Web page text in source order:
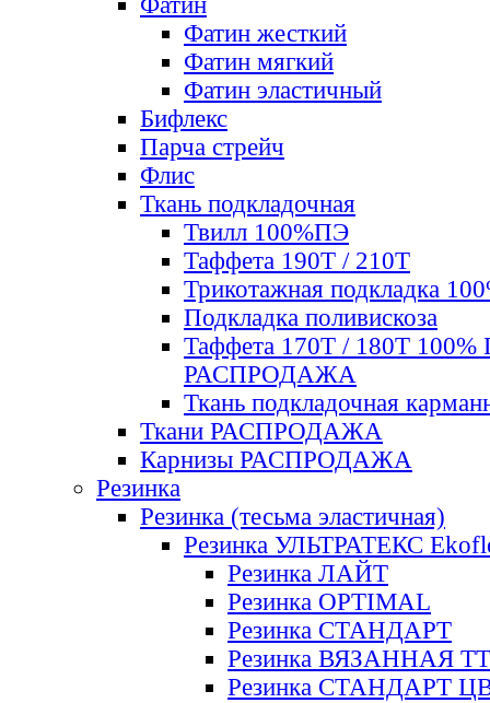
Фатин жесткий
Фатин мягкий
Фатин элаcтичный
Бифлекс
Парча стрейч
Флис
Ткань подкладочная
Твилл 100%ПЭ
Таффета 190Т / 210Т
Трикотажная подкладка
Подкладка поливискоза
Таффета 170Т / 180Т 100%
РАСПРОДАЖА
Ткань подкладочная
Ткани РАСПРОДАЖА
Карнизы РАСПРОДАЖА
Резинка
Резинка (тесьма эластичная)
Резинка УЛЬТРАТЕКС
Резинка ЛАЙТ
Резинка OPTIMAL
Резинка СТАНДАРТ
Резинка ВЯЗАННАЯ ТТ
Резинка СТАНДАРТ